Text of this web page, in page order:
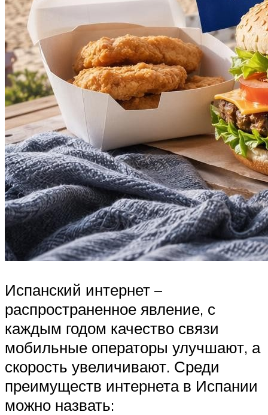
Испанский интернет –
распространенное явление, с
каждым годом качество связи
мобильные операторы улучшают, а
скорость увеличивают. Среди
преимуществ интернета в Испании
можно назвать: